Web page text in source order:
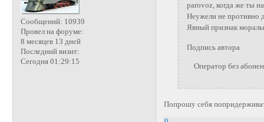
Сообщений: 10939
Провел на форуме:
8 месяцев 13 дней
Последний визит:
Сегодня 01:29:15
parovoz, когда же ты
Неужели не противно
Явный признак
Подпись автора
Оператор без
Попрошу себя